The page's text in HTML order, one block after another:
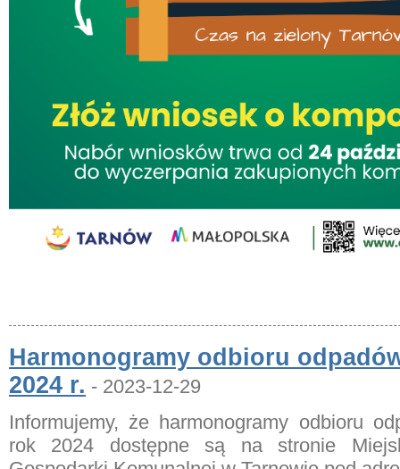
Harmonogramy odbioru
2024 r. - 2023-12-29
Informujemy, że harmonogramy odbioru
rok 2024 dostępne są na stronie